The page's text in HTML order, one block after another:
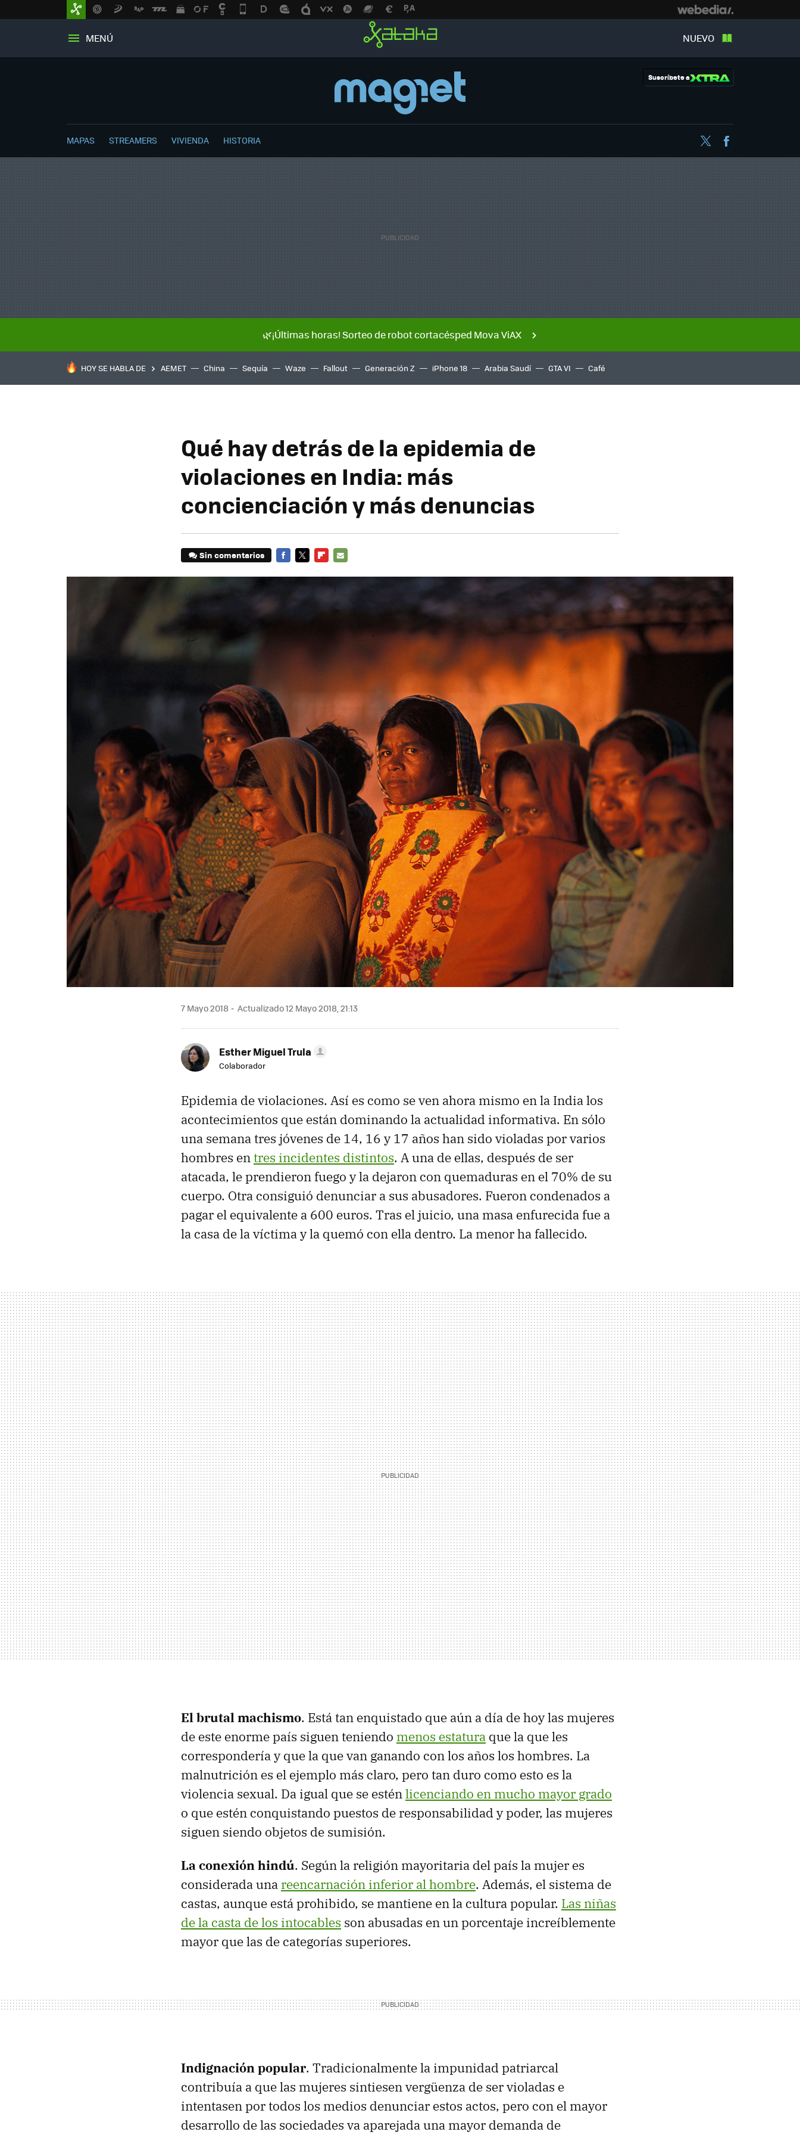
MENÚ NUEVO
Suscríbete a
MAPAS STREAMERS VIVIENDA HISTORIA Twitter
🌿¡Últimas horas! Sorteo de robot cortacésped Mova ViAX
HOY SE HABLA DE AEMET China Sequía Waze Fallout Generación Z iPhone 18 Arabia Saudí GTA VI Café
Qué hay detrás de la epidemia de
violaciones en India: más
concienciación y más denuncias
Sin comentarios
7 Mayo 2018 Actualizado 12 Mayo 2018, 21:13
Esther Miguel Trula
Colaborador
Epidemia de violaciones. Así es como se ven ahora mismo en la India los
acontecimientos que están dominando la actualidad informativa. En sólo
una semana tres jóvenes de 14, 16 y 17 años han sido violadas por varios
hombres entres incidentes distintos. A una de ellas, después de ser
atacada, le prendieron fuego y la dejaron con quemaduras en el 70% de su
cuerpo. Otra consiguió denunciar a sus abusadores. Fueron condenados a
pagar el equivalente a 600 euros. Tras el juicio, una masa enfurecida fue a
la casa de la víctima y la quemó con ella dentro. La menor ha fallecido.
El brutal machismo. Está tan enquistado que aún a día de hoy las mujeres
de este enorme país siguen teniendo menos estatura que la que les
correspondería y que la que van ganando con los años los hombres. La
malnutrición es el ejemplo más claro, pero tan duro como esto es la
violencia sexual. Da igual que se esténlicenciando en mucho mayor grado
o que estén conquistando puestos de responsabilidad y poder, las mujeres
siguen siendo objetos de sumisión.
La conexión hindú. Según la religión mayoritaria del país la mujer es
considerada una reencarnación inferior al hombre. Además, el sistema de
castas, aunque está prohibido, se mantiene en la cultura popular. Las niñas
de la casta de los intocables son abusadas en un porcentaje increíblemente
mayor que las de categorías superiores.
Indignación popular. Tradicionalmente la impunidad patriarcal
contribuía a que las mujeres sintiesen vergüenza de ser violadas e
intentasen por todos los medios denunciar estos actos, pero con el mayor
desarrollo de las sociedades va aparejada una mayor demanda de